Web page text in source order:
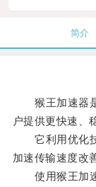
简介
猴王加速器是
户提供更快速、
它利用优化技
加速传输速度改
使用猴王加速